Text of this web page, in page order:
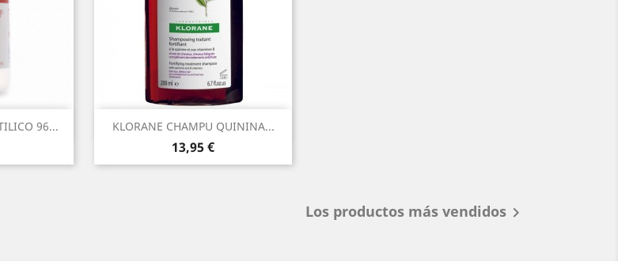
96... KLORANE CHAMPU QUININA...
Precio
13,95 €
 Vista rápida
Los productos más vendidos 